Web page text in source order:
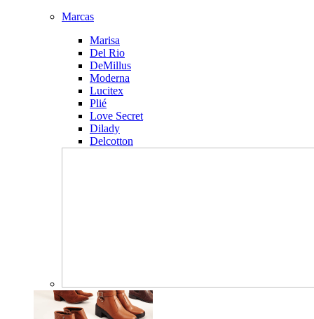
Marcas
Marisa
Del Rio
DeMillus
Moderna
Lucitex
Plié
Love Secret
Dilady
Delcotton